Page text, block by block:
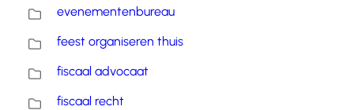
evenementenbureau
feest organiseren thuis
fiscaal advocaat
fiscaal recht